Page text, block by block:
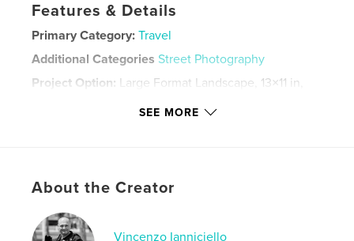
Features & Details
Primary Category: Travel
Additional Categories Street Photography
Project Option: Large Format Landscape, 13×11 in,
Keywords
SEE MORE
About the Creator
Vincenzo Ianniciello